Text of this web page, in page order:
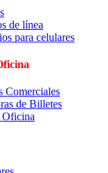
de línea
para celulares
Comerciales
de Billetes